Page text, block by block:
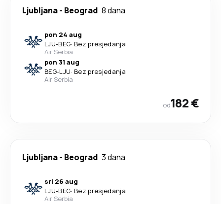
Ljubljana- Beograd 8 dana
pon 24 aug
LJU-BEG· Bez presjedanja
Air Serbia
pon 31 aug
BEG-LJU· Bez presjedanja
Air Serbia
od182 €
Ljubljana- Beograd 3 dana
sri 26 aug
LJU-BEG· Bez presjedanja
Air Serbia